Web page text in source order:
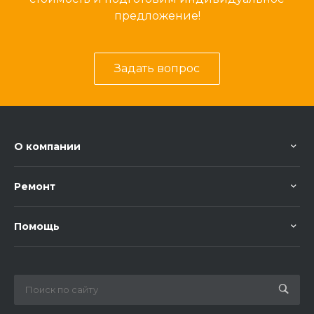
предложение!
Задать вопрос
О компании
Ремонт
Помощь